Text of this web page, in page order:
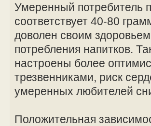
Умеренный потребитель
соответствует 40-80
доволен своим
потребления напитков.
настроены более
трезвенниками, риск
умеренных любителей
Положительная